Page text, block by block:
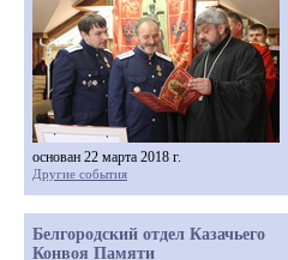
основан 22 марта 2018 г.
Другие события
Белгородский отдел Казачьего
Конвоя Памяти